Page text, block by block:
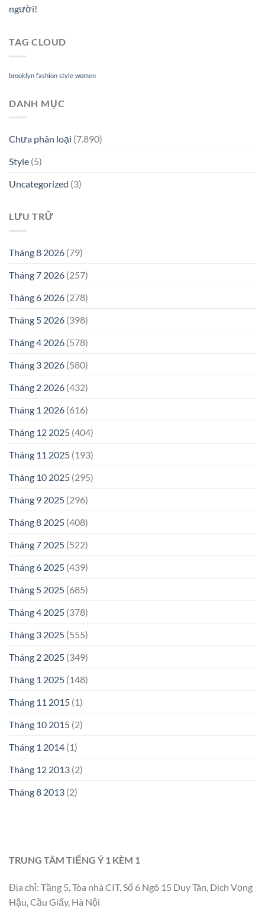
người!
TAG CLOUD
brooklyn fashion style women
DANH MỤC
Chưa phân loại (7.890)
Style (5)
Uncategorized (3)
LƯU TRỮ
Tháng 8 2026 (79)
Tháng 7 2026 (257)
Tháng 6 2026 (278)
Tháng 5 2026 (398)
Tháng 4 2026 (578)
Tháng 3 2026 (580)
Tháng 2 2026 (432)
Tháng 1 2026 (616)
Tháng 12 2025 (404)
Tháng 11 2025 (193)
Tháng 10 2025 (295)
Tháng 9 2025 (296)
Tháng 8 2025 (408)
Tháng 7 2025 (522)
Tháng 6 2025 (439)
Tháng 5 2025 (685)
Tháng 4 2025 (378)
Tháng 3 2025 (555)
Tháng 2 2025 (349)
Tháng 1 2025 (148)
Tháng 11 2015 (1)
Tháng 10 2015 (2)
Tháng 1 2014 (1)
Tháng 12 2013 (2)
Tháng 8 2013 (2)
TRUNG TÂM TIẾNG Ý 1 KÈM 1
Địa chỉ: Tầng 5, Tòa nhà CIT, Số 6 Ngõ 15 Duy Tân, Dịch Vọng
Hậu, Cầu Giấy, Hà Nội